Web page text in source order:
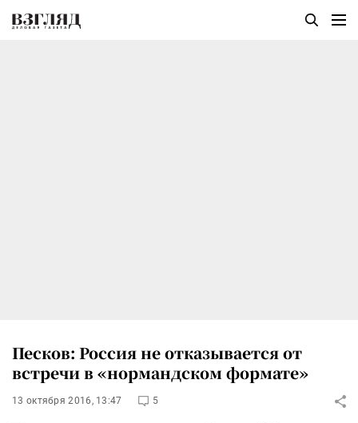
Песков: Россия не отказывается от
встречи в «нормандском формате»
13 октября 2016, 13:47 5